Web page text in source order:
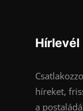
Hírlevél
híreket,
a